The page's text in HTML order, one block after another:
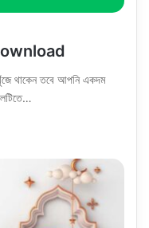
থাকেন তবে আপনি একদম